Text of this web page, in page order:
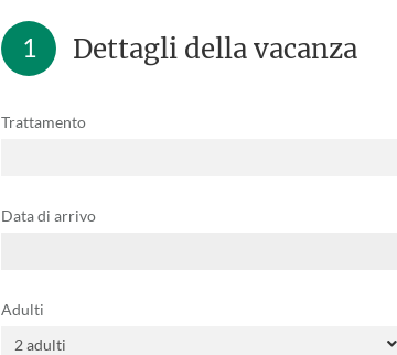
1 Dettagli della vacanza
Trattamento
Data di arrivo
Adulti